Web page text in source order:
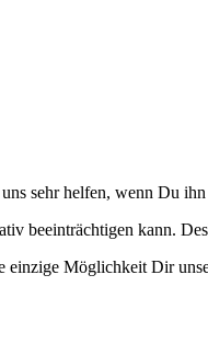
sehr helfen, wenn Du ihn
beeinträchtigen kann.
Möglichkeit Dir